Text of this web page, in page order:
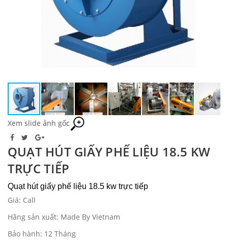
Xem slide ảnh gốc
QUẠT HÚT GIẤY PHẾ LIỆU 18.5 KW
TRỰC TIẾP
Quạt hút giấy phế liệu 18.5 kw trực tiếp
Giá: Call
Hãng sản xuất: Made By Vietnam
Bảo hành: 12 Tháng